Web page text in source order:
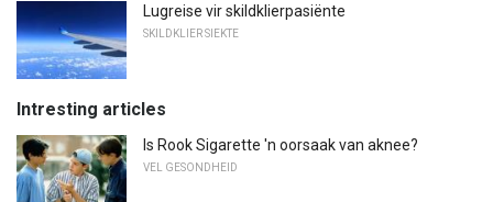
Lugreise vir skildklierpasiënte
SKILDKLIER SIEKTE
Intresting articles
Is Rook Sigarette 'n oorsaak van aknee?
VEL GESONDHEID